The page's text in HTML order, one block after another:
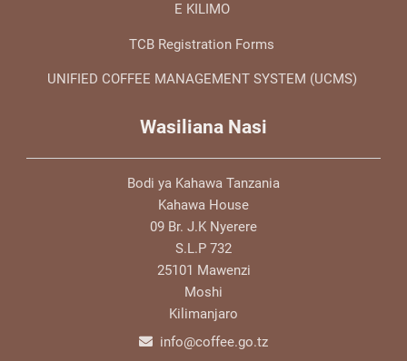
E KILIMO
TCB Registration Forms
UNIFIED COFFEE MANAGEMENT SYSTEM (UCMS)
Wasiliana Nasi
Bodi ya Kahawa Tanzania
Kahawa House
09 Br. J.K Nyerere
S.L.P 732
25101 Mawenzi
Moshi
Kilimanjaro
info@coffee.go.tz